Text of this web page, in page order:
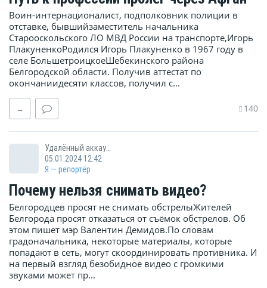
Воин-интернационалист, подполковник полиции в
отставке, бывшийзаместитель начальника
Старооскольского ЛО МВД России на транспорте,Игорь
ПлакуненкоРодился Игорь Плакуненко в 1967 году в
селе БольшетроицкоеШебекинского района
Белгородской области. Получив аттестат по
окончаниидесяти классов, получил с...
→ 140
Удалённый аккаунт
05.01.2024 12:42
Я — репортёр
Почему нельзя снимать видео?
Белгородцев просят не снимать обстрелыЖителей
Белгорода просят отказаться от съёмок обстрелов. Об
этом пишет мэр Валентин Демидов.По словам
градоначальника, некоторые материалы, которые
попадают в сеть, могут скоординировать противника. И
на первый взгляд безобидное видео с громкими
звуками может пр...